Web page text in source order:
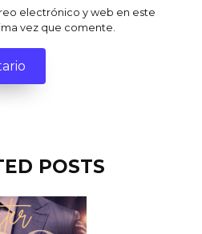
electrónico y web en este
vez que comente.
POSTS